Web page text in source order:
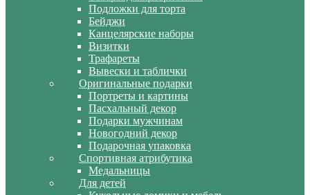
Подложки для торта
Бейджи
Канцелярские наборы
Визитки
Трафареты
Вывески и таблички
Оригинальные подарки
Портреты и картины
Пасхальный декор
Подарки мужчинам
Новогодний декор
Подарочная упаковка
Спортивная атрибутика
Медальницы
Для детей